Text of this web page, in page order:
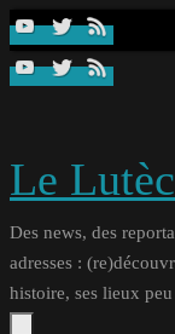
Passer
contenu
Le
Des news, des
adresses :
histoire, ses lieux